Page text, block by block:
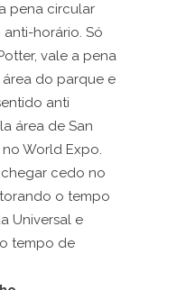
pena circular
horário. Só
vale a pena
do parque e
anti
área de San
World Expo.
cedo no
o tempo
Universal e
tempo de